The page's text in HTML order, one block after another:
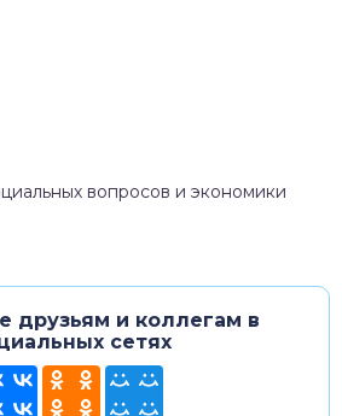
вопросов и экономики
друзьям и коллегам в
сетях